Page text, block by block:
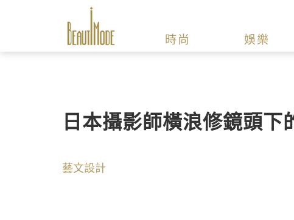
時尚 娛樂
日本攝影師橫浪修鏡頭下
藝文設計